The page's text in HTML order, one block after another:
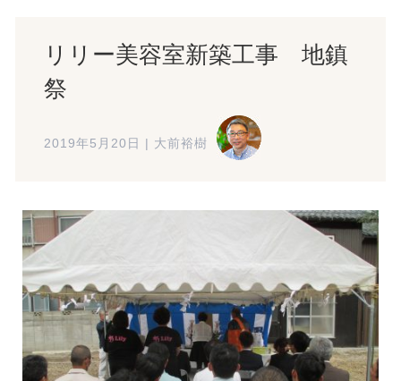
リリー美容室新築工事 地鎮
祭
2019年5月20日 | 大前裕樹